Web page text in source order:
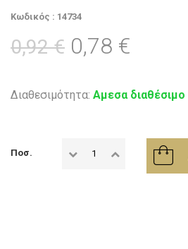
Κωδικός : 14734
0,92 € 0,78 €
Διαθεσιμότητα: Αμεσα διαθέσιμο
Ποσ.